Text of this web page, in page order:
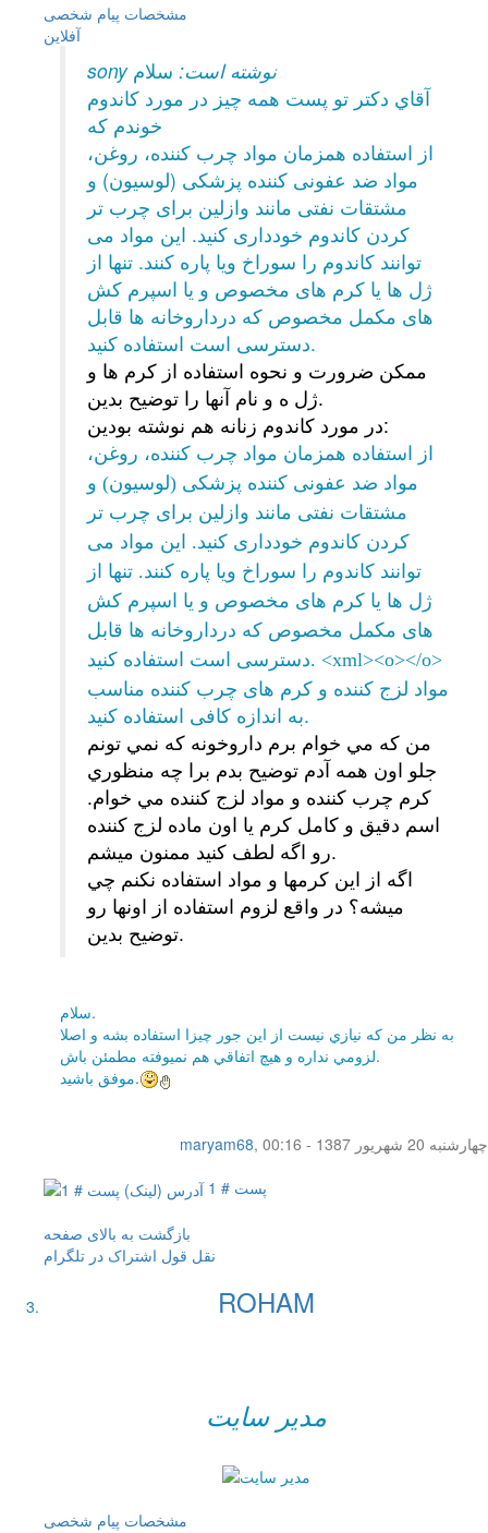
مشخصات پیام شخصی
آفلاين
sony نوشته است: سلام
آقاي دكتر تو پست همه چيز در مورد كاندوم
خوندم كه
از استفاده همزمان مواد چرب کننده، روغن،
مواد ضد عفونی کننده پزشکی (لوسیون) و
مشتقات نفتی مانند وازلین برای چرب تر
کردن کاندوم خودداری کنید. این مواد می
توانند کاندوم را سوراخ ویا پاره کنند. تنها از
ژل ها یا کرم های مخصوص و یا اسپرم کش
های مکمل مخصوص که درداروخانه ها قابل
دسترسی است استفاده کنید.
ممكن ضرورت و نحوه استفاده از كرم ها و
ژل ه و نام آنها را توضيح بدين.
در مورد كاندوم زنانه هم نوشته بودين:
از استفاده همزمان مواد چرب کننده، روغن،
مواد ضد عفونی کننده پزشکی (لوسیون) و
مشتقات نفتی مانند وازلین برای چرب تر
کردن کاندوم خودداری کنید. این مواد می
توانند کاندوم را سوراخ ویا پاره کنند. تنها از
ژل ها یا کرم های مخصوص و یا اسپرم کش
های مکمل مخصوص که درداروخانه ها قابل
دسترسی است استفاده کنید. <xml><o></o>
مواد لزج کننده و کرم های چرب کننده مناسب
به اندازه کافی استفاده کنید.
من كه مي خوام برم داروخونه كه نمي تونم
جلو اون همه آدم توضيح بدم برا چه منظوري
كرم چرب كننده و مواد لزج كننده مي خوام.
اسم دقيق و كامل كرم يا اون ماده لزج كننده
رو اگه لطف كنيد ممنون ميشم.
اگه از اين كرمها و مواد استفاده نكنم چي
ميشه؟ در واقع لزوم استفاده از اونها رو
توضيح بدين.
سلام.
به نظر من كه نيازي نيست از اين جور چيزا استفاده بشه و اصلا
لزومي نداره و هيچ اتفاقي هم نميوفته مطمئن باش.
موفق باشيد.
maryam68,
چهار‌شنبه 20 شهریور 1387 - 00:16
پست # 1
بازگشت به بالای صفحه
نقل قول اشتراک در تلگرام
ROHAM
مدیر سایت
مشخصات پیام شخصی